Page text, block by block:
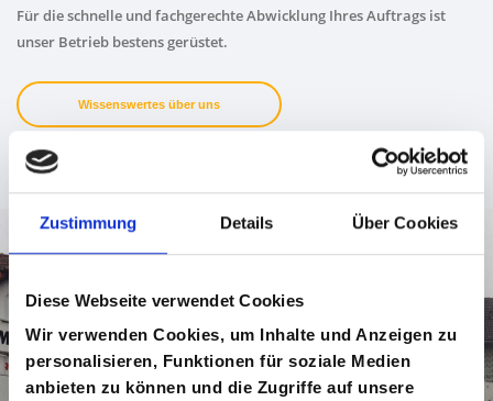
Zustimmung Details Über Cookies
Diese Webseite verwendet Cookies
Wir verwenden Cookies, um Inhalte und Anzeigen zu
personalisieren, Funktionen für soziale Medien
anbieten zu können und die Zugriffe auf unsere
Für die schnelle und fachgerechte Abwicklung Ihres Auftrags ist
unser Betrieb bestens gerüstet.
Wissenswertes über uns